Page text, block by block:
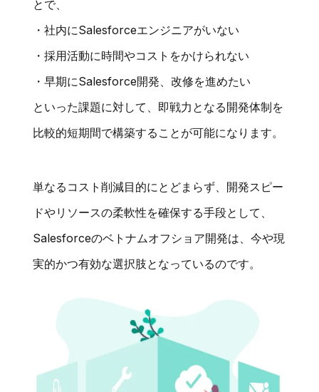
とで、
・社内にSalesforceエンジニアがいない
・採用活動に時間やコストをかけられない
・早期にSalesforce開発、改修を進めたい
といった課題に対して、即戦力となる開発体制を
比較的短期間で構築することが可能になります。
単なるコスト削減目的にとどまらず、開発スピー
ドやリソースの柔軟性を確保する手段として、
Salesforceのベトナムオフショア開発は、今や現
実的かつ有効な選択肢となっているのです。